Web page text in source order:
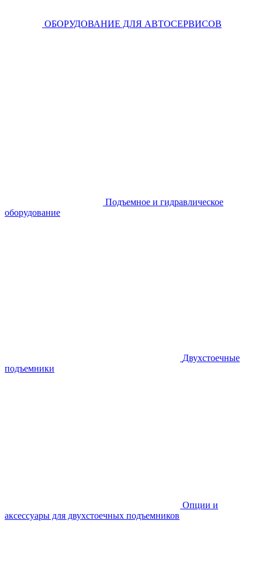
ОБОРУДОВАНИЕ ДЛЯ АВТОСЕРВИСОВ
Подъемное и гидравлическое
оборудование
Двухстоечные
подъемники
Опции и
аксессуары для двухстоечных подъемников